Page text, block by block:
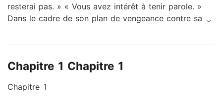
resterai pas. » « Vous avez intérêt à tenir parole. »
Dans le cadre de son plan de vengeance contre sa
fiancé frappent à sa porte. Ils sont accompagnés de
relations ; ils veulent lui donner une leçon. Mais
Chapitre 1 Chapitre 1
Chapitre 1